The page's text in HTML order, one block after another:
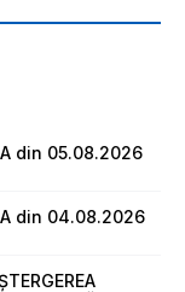
din 05.08.2026
din 04.08.2026